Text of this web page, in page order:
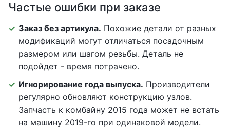
Частые ошибки при заказе
Заказ без артикула. Похожие детали от разных
модификаций могут отличаться посадочным
размером или шагом резьбы. Деталь не
подойдет - время потрачено.
Игнорирование года выпуска. Производители
регулярно обновляют конструкцию узлов.
Запчасть к комбайну 2015 года может не встать
на машину 2019-го при одинаковой модели.